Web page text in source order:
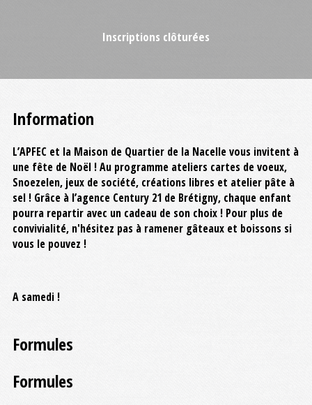
Inscriptions clôturées
Information
L’APFEC et la Maison de Quartier de la Nacelle vous invitent à
une fête de Noël ! Au programme ateliers cartes de voeux,
Snoezelen, jeux de société, créations libres et atelier pâte à
sel ! Grâce à l’agence Century 21 de Brétigny, chaque enfant
pourra repartir avec un cadeau de son choix ! Pour plus de
convivialité, n'hésitez pas à ramener gâteaux et boissons si
vous le pouvez !
A samedi !
Formules
Formules